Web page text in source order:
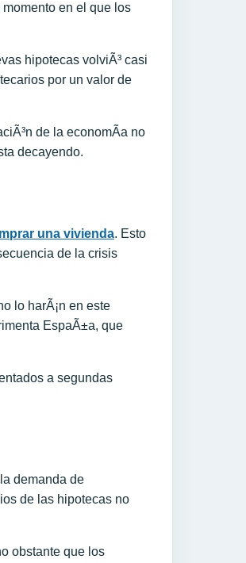
en el que los
hipotecas volviÃ³ casi
por un valor de
de la economÃ­a no
decayendo.
una vivienda. Esto
de la crisis
lo harÃ¡n en este
EspaÃ±a, que
a segundas
demanda de
de las hipotecas no
obstante que los